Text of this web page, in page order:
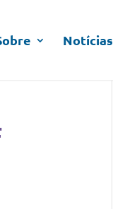
Notícias